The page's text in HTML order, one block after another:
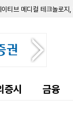
이티브 메디컬 테크놀로
로스트 박사, 코크리스
스케어, 숄더 이노베이션
바이오파머, 2분기 순
RX, 린드 글로벌에 보통
크, 2분기 순손실 3억
언360, 2분기 매출 32%
증시 금융